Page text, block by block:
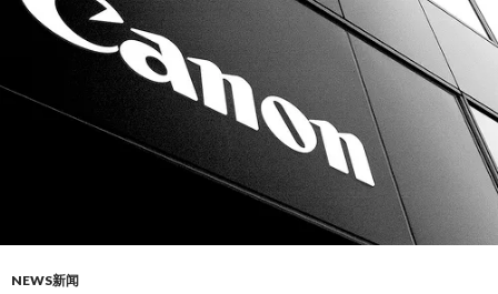
NEWS新闻